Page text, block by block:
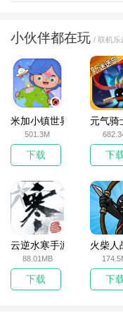
小伙伴都在玩 / 联机乐
米加小镇世界2025官方版
501.3M
下载
元气骑
下
云逆水寒手游
88.01MB
下载
火柴人
下